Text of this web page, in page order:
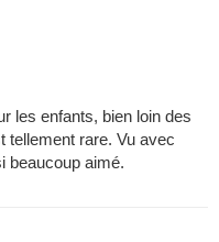
les enfants, bien loin des
tellement rare. Vu avec
beaucoup aimé.